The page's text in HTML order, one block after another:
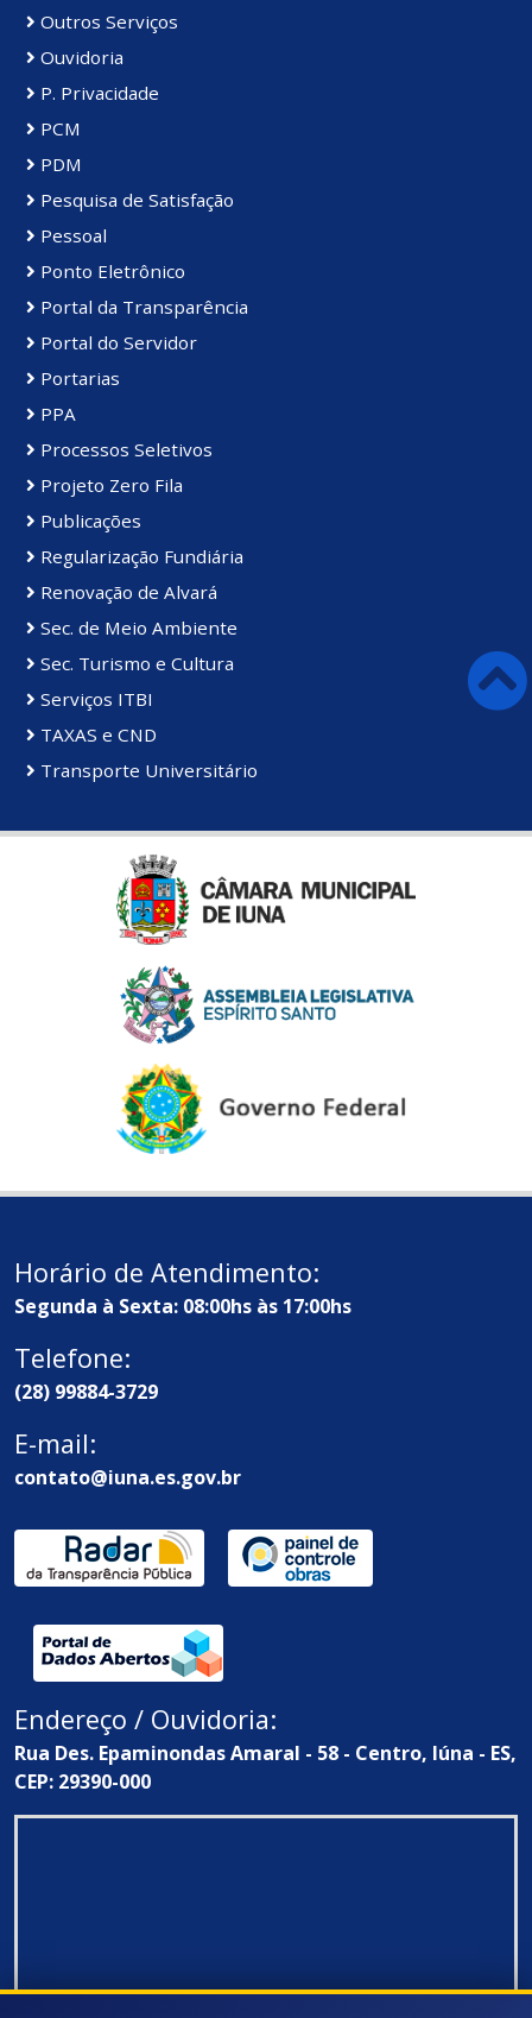
Outros Serviços
Ouvidoria
P. Privacidade
PCM
PDM
Pesquisa de Satisfação
Pessoal
Ponto Eletrônico
Portal da Transparência
Portal do Servidor
Portarias
PPA
Processos Seletivos
Projeto Zero Fila
Publicações
Regularização Fundiária
Renovação de Alvará
Sec. de Meio Ambiente
Sec. Turismo e Cultura
Serviços ITBI
TAXAS e CND
Transporte Universitário
Horário de Atendimento:
Segunda à Sexta: 08:00hs às 17:00hs
Telefone:
(28) 99884-3729
E-mail:
contato@iuna.es.gov.br
Endereço / Ouvidoria:
Rua Des. Epaminondas Amaral - 58 - Centro, Iúna - ES,
CEP: 29390-000